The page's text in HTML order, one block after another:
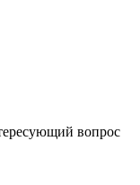
вопрос